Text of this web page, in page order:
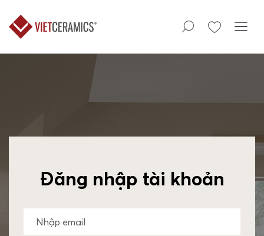
Đăng nhập tài khoản